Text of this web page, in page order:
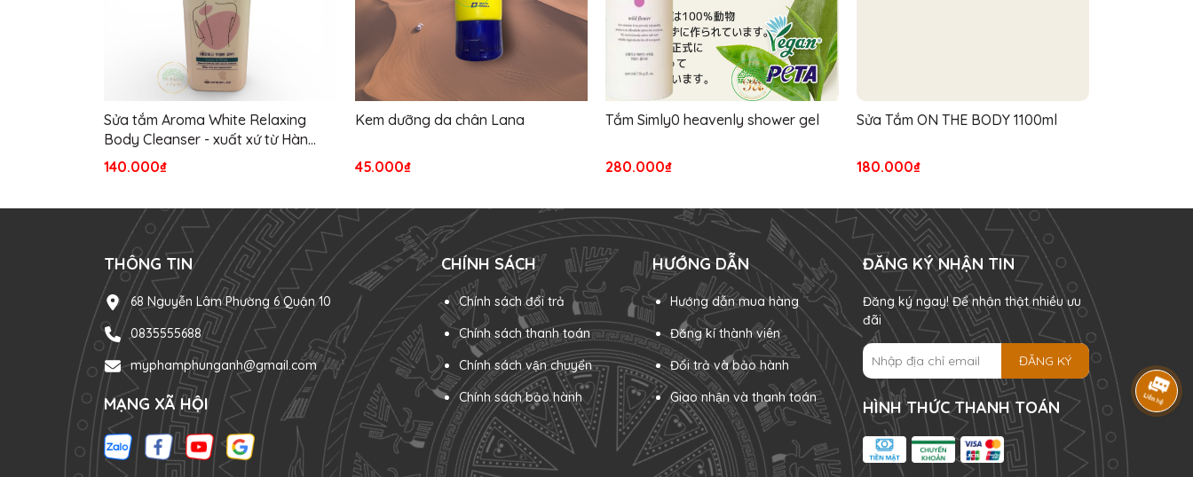
Sửa tắm Aroma White Relaxing
Body Cleanser - xuất xứ từ Hàn
Quốc.
140.000₫
Kem dưỡng da chân Lana
45.000₫
Tắm Simly0 heavenly shower gel
280.000₫
Sửa Tắm ON THE BODY 1100ml
180.000₫
THÔNG TIN
68 Nguyễn Lâm Phường 6 Quận 10
0835555688
myphamphunganh@gmail.com
MẠNG XÃ HỘI
CHÍNH SÁCH
Chính sách đổi trả
Chính sách thanh toán
Chính sách vận chuyển
Chính sách bảo hành
HƯỚNG DẪN
Hướng dẫn mua hàng
Đăng kí thành viên
Đổi trả và bảo hành
Giao nhận và thanh toán
ĐĂNG KÝ NHẬN TIN
Đăng ký ngay! Để nhận thật nhiều ưu
đãi
ĐĂNG KÝ
HÌNH THỨC THANH TOÁN